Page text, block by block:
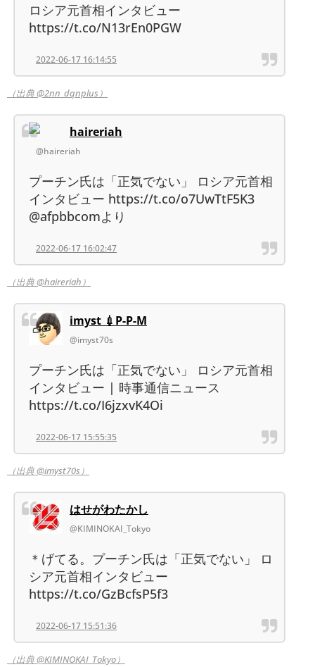
ロシア元首相インタビュー
https://t.co/N13rEn0PGW
2022-06-17 16:14:55
（出典 @2nn_dqnplus）
haireriah
@haireriah
プーチン氏は「正気でない」 ロシア元首相
インタビュー https://t.co/o7UwTtF5K3
@afpbbcomより
2022-06-17 16:02:47
（出典 @haireriah）
imyst 💉P-P-M
@imyst70s
プーチン氏は「正気でない」 ロシア元首相
インタビュー | 時事通信ニュース
https://t.co/I6jzxvK4Oi
2022-06-17 15:55:35
（出典 @imyst70s）
はせがわたかし
@KIMINOKAI_Tokyo
＊げてる。プーチン氏は「正気でない」 ロ
シア元首相インタビュー
https://t.co/GzBcfsP5f3
2022-06-17 15:51:36
（出典 @KIMINOKAI_Tokyo）